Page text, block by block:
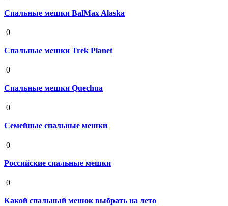
Спальные мешки BalMax Alaska
0
Спальные мешки Trek Planet
0
Спальные мешки Quechua
0
Семейные спальные мешки
0
Российские спальные мешки
0
Какой спальный мешок выбрать на лето